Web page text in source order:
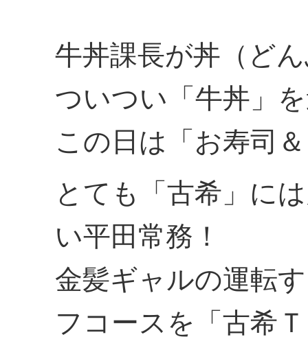
牛丼課長が丼（ど
ついつい「牛丼」
この日は「お寿司
とても「古希」に
い平田常務！
金髪ギャルの運転
フコースを「古希